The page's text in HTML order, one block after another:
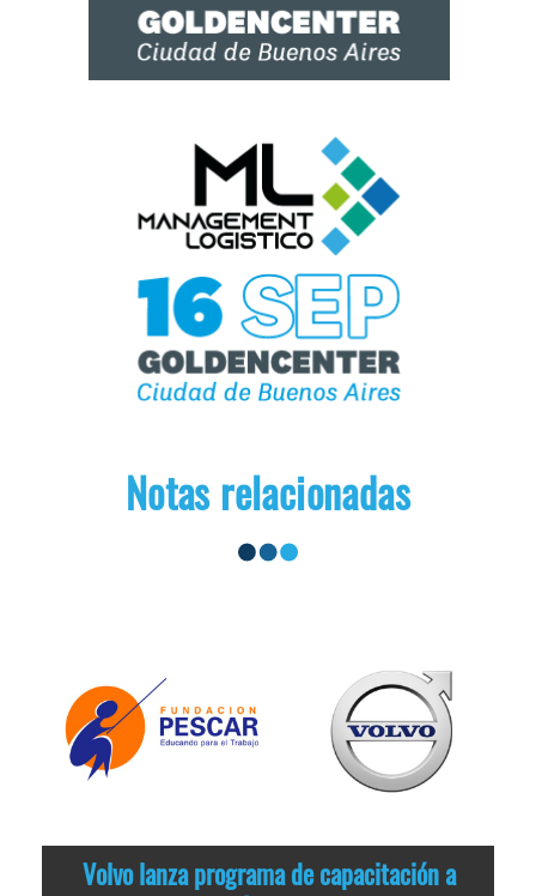
Notas relacionadas
Volvo lanza programa de capacitación a